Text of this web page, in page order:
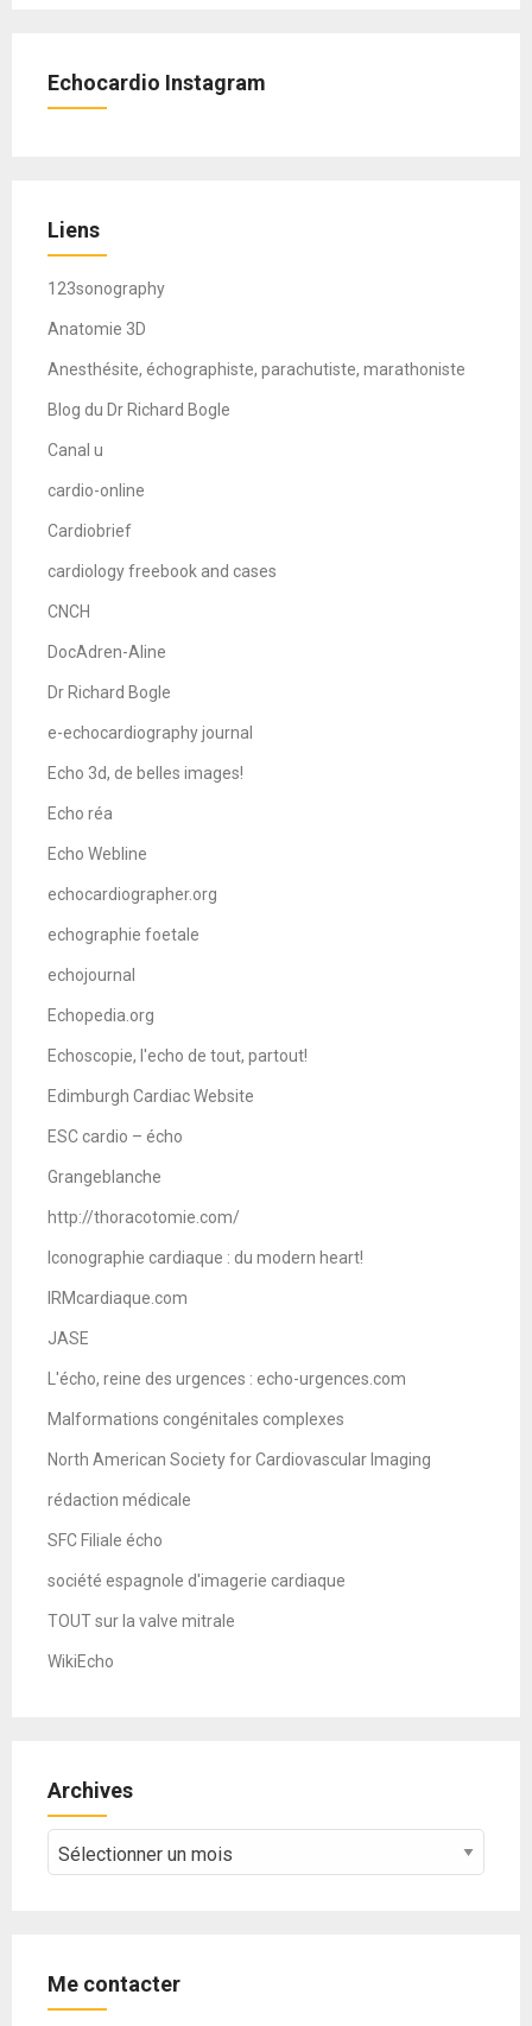
Echocardio Instagram
Liens
123sonography
Anatomie 3D
Anesthésite, échographiste, parachutiste, marathoniste
Blog du Dr Richard Bogle
Canal u
cardio-online
Cardiobrief
cardiology freebook and cases
CNCH
DocAdren-Aline
Dr Richard Bogle
e-echocardiography journal
Echo 3d, de belles images!
Echo réa
Echo Webline
echocardiographer.org
echographie foetale
echojournal
Echopedia.org
Echoscopie, l'echo de tout, partout!
Edimburgh Cardiac Website
ESC cardio – écho
Grangeblanche
http://thoracotomie.com/
Iconographie cardiaque : du modern heart!
IRMcardiaque.com
JASE
L'écho, reine des urgences : echo-urgences.com
Malformations congénitales complexes
North American Society for Cardiovascular Imaging
rédaction médicale
SFC Filiale écho
société espagnole d'imagerie cardiaque
TOUT sur la valve mitrale
WikiEcho
Archives
Archives
Me contacter